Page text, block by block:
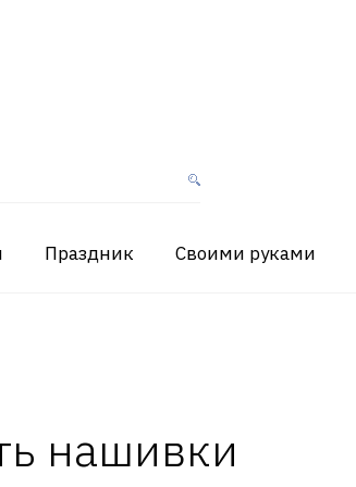
Праздник Своими руками
нашивки